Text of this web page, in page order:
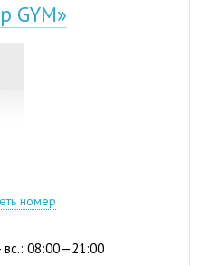
GYM»
47-37
номер
вс.: 08:00—21:00